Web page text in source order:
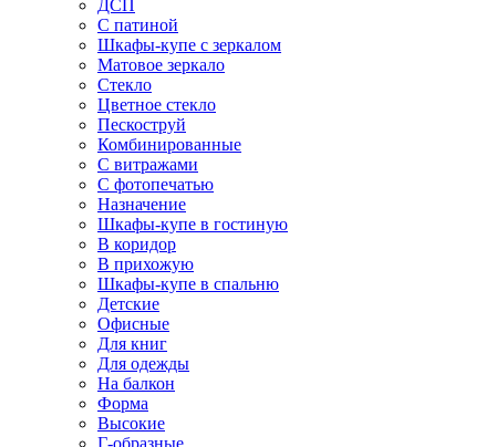
ДСП
С патиной
Шкафы-купе с зеркалом
Матовое зеркало
Стекло
Цветное стекло
Пескоструй
Комбинированные
С витражами
С фотопечатью
Назначение
Шкафы-купе в гостиную
В коридор
В прихожую
Шкафы-купе в спальню
Детские
Офисные
Для книг
Для одежды
На балкон
Форма
Высокие
Г-образные